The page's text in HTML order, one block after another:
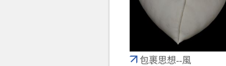
包裹思想--風